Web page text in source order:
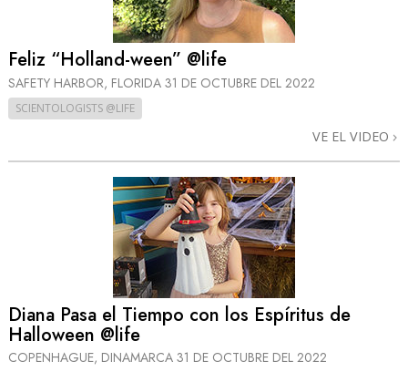
Feliz “Holland-ween” @life
SAFETY HARBOR, FLORIDA 31 DE OCTUBRE DEL 2022
SCIENTOLOGISTS @LIFE
VE EL VIDEO
Diana Pasa el Tiempo con los Espíritus de
Halloween @life
COPENHAGUE, DINAMARCA 31 DE OCTUBRE DEL 2022